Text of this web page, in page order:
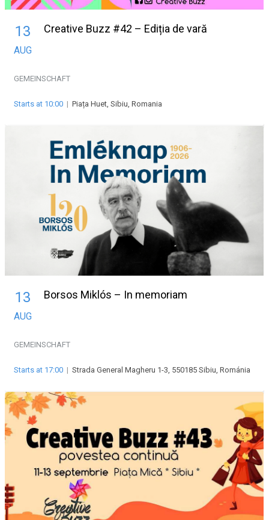
13
AUG
Creative Buzz #42 – Ediția de vară
GEMEINSCHAFT
Starts at 10:00 | Piața Huet, Sibiu, Romania
13
AUG
Borsos Miklós – In memoriam
GEMEINSCHAFT
Starts at 17:00 | Strada General Magheru 1-3, 550185 Sibiu, Románia